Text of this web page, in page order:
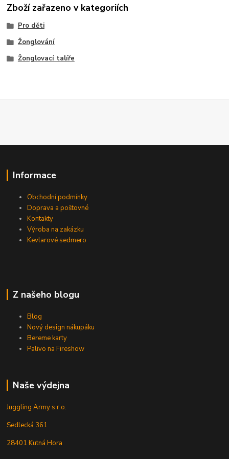
Zboží zařazeno v kategoriích
Pro děti
Žonglování
Žonglovací talíře
Informace
Obchodní podmínky
Doprava a poštovné
Kontakty
Výroba na zakázku
Kevlarové sedmero
Z našeho blogu
Blog
Nový design nákupáku
Bereme karty
Palivo na Fireshow
Naše výdejna
Juggling Army s.r.o.
Sedlecká 361
28401 Kutná Hora